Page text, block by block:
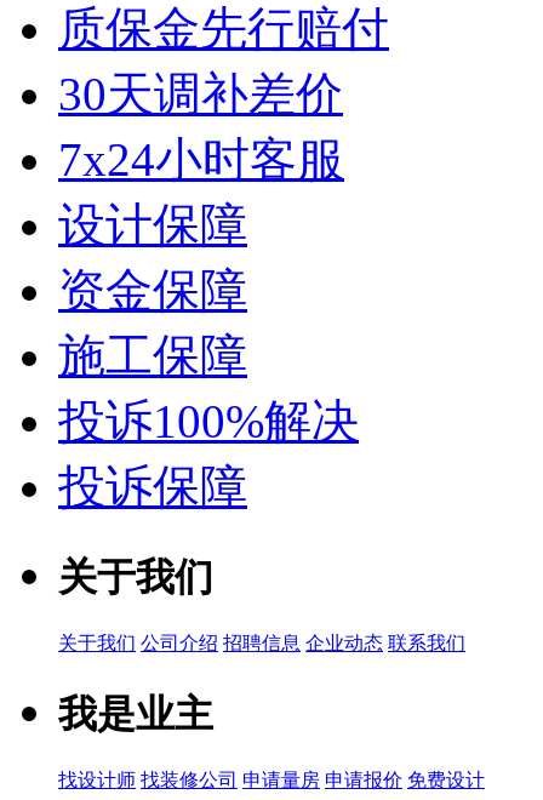
质保金先行赔付
30天调补差价
7x24小时客服
设计保障
资金保障
施工保障
投诉100%解决
投诉保障
关于我们
关于我们 公司介绍 招聘信息 企业动态 联系我们
我是业主
找设计师 找装修公司 申请量房 申请报价 免费设计